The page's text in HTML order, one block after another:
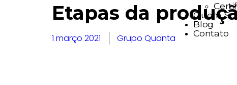
Quem
Blog
Contato
Etapas da
1 março 2021 Grupo Quanta